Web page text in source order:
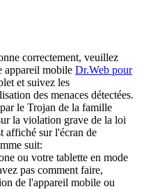
correctement, veuillez
appareil mobile Dr.Web pour
et suivez les
des menaces détectées.
le Trojan de la famille
la violation grave de la loi
affiché sur l'écran de
suit:
ou votre tablette en mode
pas comment faire,
de l'appareil mobile ou